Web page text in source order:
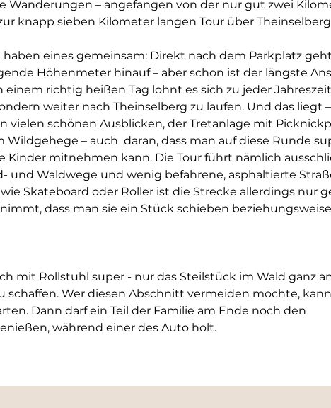
Wanderungen – angefangen von der nur gut zwei
knapp sieben Kilometer langen Tour über
eines gemeinsam: Direkt nach dem Parkplatz
Höhenmeter hinauf – aber schon ist der längste
einem richtig heißen Tag lohnt es sich zu jeder
weiter nach Theinselberg zu laufen. Und das liegt –
vielen schönen Ausblicken, der Tretanlage mit
– auch  daran, dass man auf diese Runde
Kinder mitnehmen kann. Die Tour führt nämlich
und Waldwege und wenig befahrene, asphaltierte
Skateboard oder Roller ist die Strecke allerdings nur
dass man sie ein Stück schieben
mit Rollstuhl super - nur das Steilstück im Wald ganz
schaffen. Wer diesen Abschnitt vermeiden möchte,
Dann darf ein Teil der Familie am Ende noch den
während einer des Auto holt.